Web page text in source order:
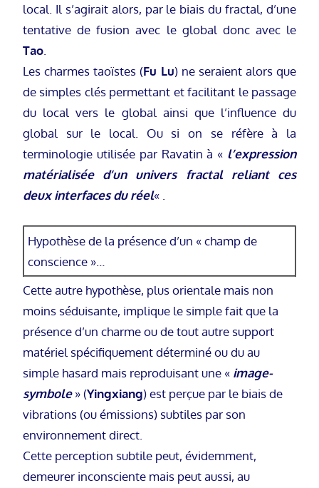
local. Il s’agirait alors, par le biais du fractal, d’une
tentative de fusion avec le global donc avec le
Tao
Les charmes taoïstes (Fu Lu) ne seraient alors que
de simples clés permettant et facilitant le passage
du local vers le global ainsi que l’influence du
global sur le local. Ou si on se réfère à la
terminologie utilisée par Ravatin à « l’expression
matérialisée d’un univers fractal reliant ces
deux interfaces du réel« .
Hypothèse de la présence d’un « champ de
conscience »…
Cette autre hypothèse, plus orientale mais non
moins séduisante, implique le simple fait que la
présence d’un charme ou de tout autre support
matériel spécifiquement déterminé ou du au
simple hasard mais reproduisant une « image-
symbole» (Yingxiang) est perçue par le biais de
vibrations (ou émissions) subtiles par son
environnement direct.
Cette perception subtile peut, évidemment,
demeurer inconsciente mais peut aussi, au